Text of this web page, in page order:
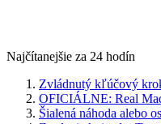
Najčítanejšie za 24 hodín
Zvládnutý kľúčový
OFICIÁLNE: Real
Šialená náhoda alebo